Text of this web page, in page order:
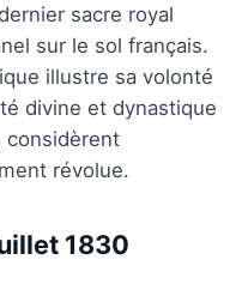
sacre royal
sur le sol français.
illustre sa volonté
divine et dynastique
considèrent
révolue.
1830